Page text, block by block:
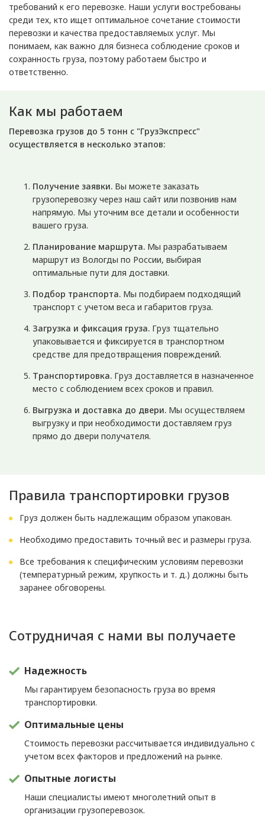
требований к его перевозке. Наши услуги востребованы
среди тех, кто ищет оптимальное сочетание стоимости
перевозки и качества предоставляемых услуг. Мы
понимаем, как важно для бизнеса соблюдение сроков и
сохранность груза, поэтому работаем быстро и
ответственно.
Как мы работаем
Перевозка грузов до 5 тонн с "ГрузЭкспресс"
осуществляется в несколько этапов:
Получение заявки. Вы можете заказать
грузоперевозку через наш сайт или позвонив нам
напрямую. Мы уточним все детали и особенности
вашего груза.
Планирование маршрута. Мы разрабатываем
маршрут из Вологды по России, выбирая
оптимальные пути для доставки.
Подбор транспорта. Мы подбираем подходящий
транспорт с учетом веса и габаритов груза.
Загрузка и фиксация груза. Груз тщательно
упаковывается и фиксируется в транспортном
средстве для предотвращения повреждений.
Транспортировка. Груз доставляется в назначенное
место с соблюдением всех сроков и правил.
Выгрузка и доставка до двери. Мы осуществляем
выгрузку и при необходимости доставляем груз
прямо до двери получателя.
Правила транспортировки грузов
Груз должен быть надлежащим образом упакован.
Необходимо предоставить точный вес и размеры груза.
Все требования к специфическим условиям перевозки
(температурный режим, хрупкость и т. д.) должны быть
заранее обговорены.
Сотрудничая с нами вы получаете
Надежность
Мы гарантируем безопасность груза во время
транспортировки.
Оптимальные цены
Стоимость перевозки рассчитывается индивидуально с
учетом всех факторов и предложений на рынке.
Опытные логисты
Наши специалисты имеют многолетний опыт в
организации грузоперевозок.